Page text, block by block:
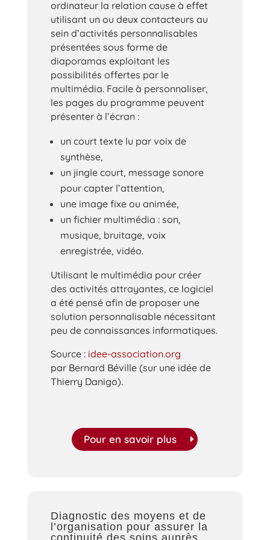
ordinateur la relation cause à effet
utilisant un ou deux contacteurs au
sein d’activités personnalisables
présentées sous forme de
diaporamas exploitant les
possibilités offertes par le
multimédia. Facile à personnaliser,
les pages du programme peuvent
présenter à l’écran :
un court texte lu par voix de
synthèse,
un jingle court, message sonore
pour capter l’attention,
une image fixe ou animée,
un fichier multimédia : son,
musique, bruitage, voix
enregistrée, vidéo.
Utilisant le multimédia pour créer
des activités attrayantes, ce logiciel
a été pensé afin de proposer une
solution personnalisable nécessitant
peu de connaissances informatiques.
Source : idee-association.org
par Bernard Béville (sur une idée de
Thierry Danigo).
Pour en savoir plus
Diagnostic des moyens et de
l’organisation pour assurer la
continuité des soins auprès